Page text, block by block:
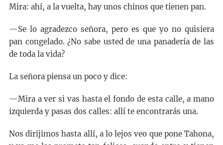
Mira: ahí, a la vuelta, hay unos chinos que tienen pan.
—Se lo agradezco señora, pero es que yo no quisiera
pan congelado. ¿No sabe usted de una panadería de las
de toda la vida?
La señora piensa un poco y dice:
—Mira a ver si vas hasta el fondo de esta calle, a mano
izquierda y pasas dos calles: allí te encontrarás una.
Nos dirijimos hasta allí, a lo lejos veo que pone Tahona,